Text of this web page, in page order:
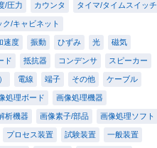
/圧力 カウンタ タイマ/タイムスイッチ
ク/キャビネット
速度 振動 ひずみ 光 磁気
ド 抵抗器 コンデンサ スピーカー
電線 端子 その他 ケーブル
処理ボード 画像処理機器
析機器 画像素子/部品 画像処理ソフト
プロセス装置 試験装置 一般装置